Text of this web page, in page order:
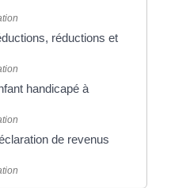
réductions et
handicapé à
de revenus